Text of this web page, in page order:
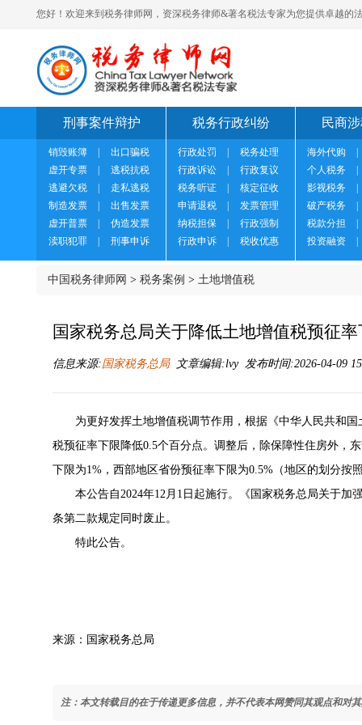
您好！欢迎来到税务律师网，资深税务律师&著名税法专家为您提供卓越的
刑事案件辩护
销毁账簿
出口骗税
虚开专票
逃税抗税
逃避欠税
走私逃税
制造发票
出售发票
虚开普票
伪造发票
渎职犯罪
刑事申诉
税务行政纠纷
行政处罚
税务处理
行政诉讼
行政复议
税务听证
核定征收
申请退税
发票管理
纳税担保
行政强制
行政申诉
税收优惠
民商
海外代购
个人税务
影视税务
破产税务
税款分担
投资融资
中国税务律师网 > 税务案例 > 土地增值税
国家税务总局关于降低土地增值税预征
信息来源:国家税务总局文章编辑:lvy 发布时间:2026-04-09
为更好发挥土地增值税调节作用，根据 《中华人民共和
税预征率下限降低0.5个百分点。调整后，除保障性住房外，
下限为1%，西部地区省份预征率下限为0.5%（地区的划分按
本公告自2024年12月1日起施行。
《国家税务总局关于加
条第二款规定同时废止。
特此公告。
来源：国家税务总局
注：本文转载目的在于传递更多信息，并不代表本网赞同其观点和对